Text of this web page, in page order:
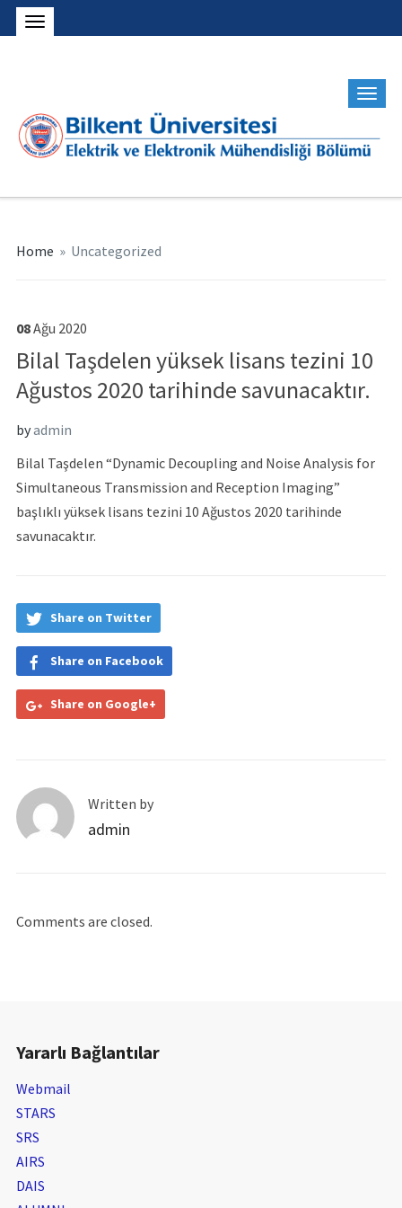
Home » Uncategorized
08Ağu 2020
Bilal Taşdelen yüksek lisans tezini 10
Ağustos 2020 tarihinde savunacaktır.
byadmin
Bilal Taşdelen “Dynamic Decoupling and Noise Analysis for
Simultaneous Transmission and Reception Imaging”
başlıklı yüksek lisans tezini 10 Ağustos 2020 tarihinde
savunacaktır.
Share on Twitter
Share on Facebook
Share on Google+
Written by
admin
Comments are closed.
Yararlı Bağlantılar
Webmail
STARS
SRS
AIRS
DAIS